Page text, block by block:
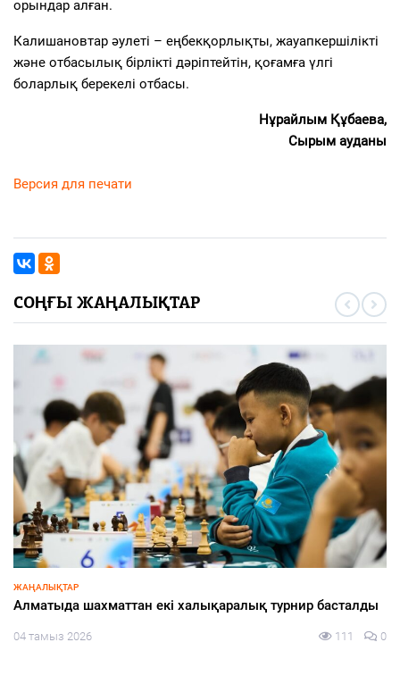
орындар алған.
Калишановтар әулеті – еңбекқорлықты, жауапкершілікті
және отбасылық бірлікті дәріптейтін, қоғамға үлгі
боларлық берекелі отбасы.
Нұрайлым Құбаева,
Сырым ауданы
Версия для печати
СОҢҒЫ ЖАҢАЛЫҚТАР
шахматтан екі халықаралық турнир басталды
тамыз 2026 111 0